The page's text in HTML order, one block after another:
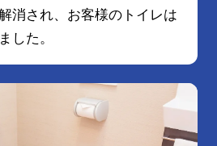
消され、お客様のトイレは
した。